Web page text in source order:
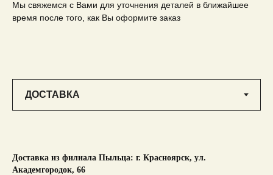
Мы свяжемся с Вами для уточнения деталей в ближайшее
время после того, как Вы оформите заказ
Доставка из филиала Пыльца: г. Красноярск, ул.
Академгородок, 66